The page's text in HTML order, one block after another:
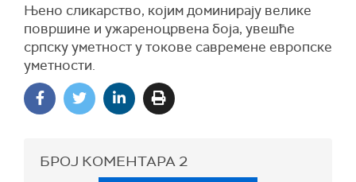
Њено сликарство, којим доминирају велике
површине и ужареноцрвена боја, увешће
српску уметност у токове савремене европске
уметности.
БРОЈ КОМЕНТАРА 2